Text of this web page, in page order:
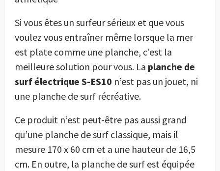
Si vous êtes un surfeur sérieux et que vous
voulez vous entraîner même lorsque la mer
est plate comme une planche, c’est la
meilleure solution pour vous. La planche de
surf électrique S-ES10 n’est pas un jouet, ni
une planche de surf récréative.
Ce produit n’est peut-être pas aussi grand
qu’une planche de surf classique, mais il
mesure 170 x 60 cm et a une hauteur de 16,5
cm. En outre, la planche de surf est équipée